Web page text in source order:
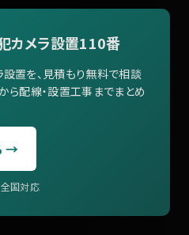
カメラ設置110番
置を、見積もり無料で相談
ら配線・設置工事までまとめ
→
国対応